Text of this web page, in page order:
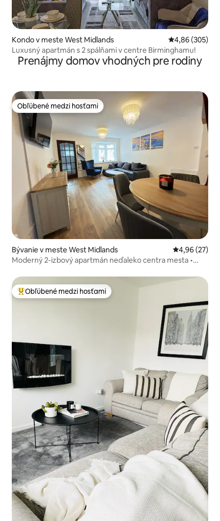
Kondo v meste West Midlands Priemerné
4,86 (305)
Luxusný apartmán s 2 spálňami v centre Birminghamu!
Prenájmy domov vhodných pre rodiny
Obľúbené medzi hosťami
Obľúbené medzi hosťami
Bývanie v meste West Midlands Priemerné
4,96 (27)
Moderný 2-izbový apartmán neďaleko centra mesta •
Najobľúbenejšie medzi hosťami
Obľúbené medzi hosťami